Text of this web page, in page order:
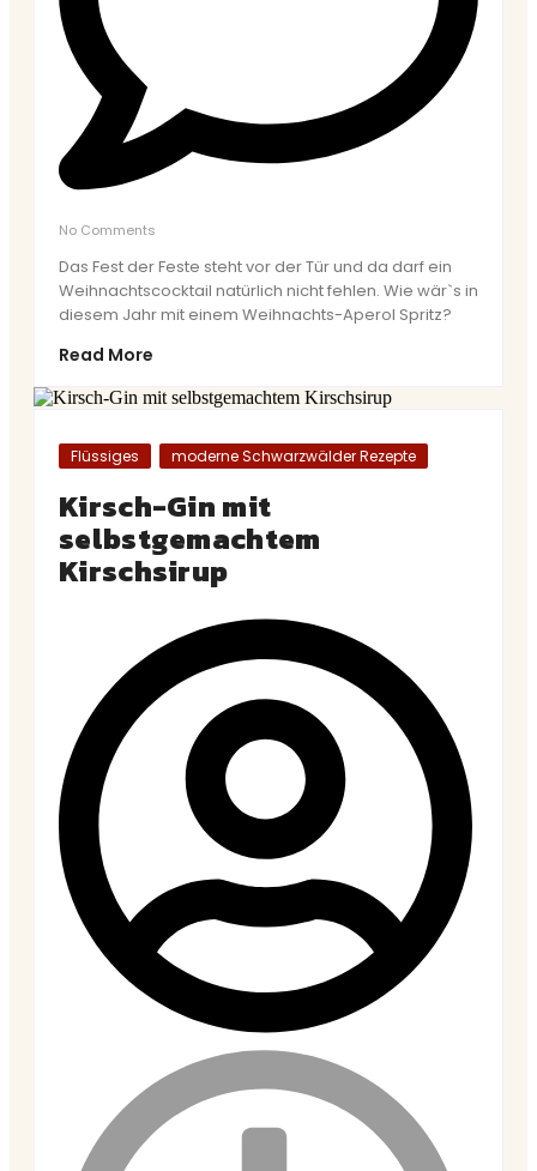
No Comments
Das Fest der Feste steht vor der Tür und da darf ein
Weihnachtscocktail natürlich nicht fehlen. Wie wär`s in
diesem Jahr mit einem Weihnachts-Aperol Spritz?
Read More
Flüssiges moderne Schwarzwälder Rezepte
Kirsch-Gin mit
selbstgemachtem
Kirschsirup